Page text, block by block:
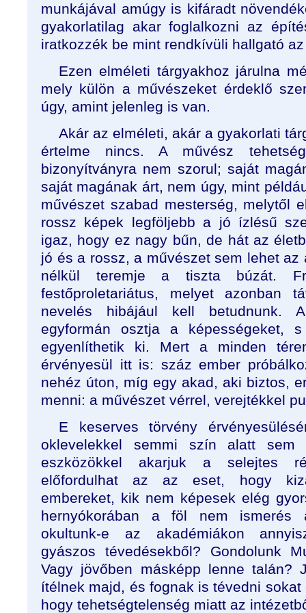
munkájával amúgy is kifáradt
gyakorlatilag akar foglalkozni az
iratkozzék be mint rendkívüli hallgató
Ezen elméleti tárgyakhoz járulna
mely külön a művészeket érdeklő
úgy, amint jelenleg is van.
Akár az elméleti, akár a gyakorlati
értelme nincs. A művész
bizonyítványra nem szorul; saját
saját magának árt, nem úgy, mint
művészet szabad mesterség, melytől
rossz képek legföljebb a jó ízlésű
igaz, hogy ez nagy bűn, de hát az
jó és a rossz, a művészet sem lehet
nélkül teremje a tiszta búzát.
festőproletariátus, melyet azonban
nevelés hibájául kell betudnunk.
egyformán osztja a képességeket,
egyenlíthetik ki. Mert a minden
érvényesül itt is: száz ember
nehéz úton, míg egy akad, aki biztos,
menni: a művészet vérrel, verejtékkel
E keserves törvény
oklevelekkel semmi szín alatt
eszközökkel akarjuk a selejtes
előfordulhat az az eset, hogy
embereket, kik nem képesek elég
hernyókorában a föl nem ismerés
okultunk-e az akadémiákon
gyászos tévedésekből? Gondolunk
Vagy jövőben másképp lenne talán?
ítélnek majd, és fognak is tévedni
hogy tehetségtelenség miatt az